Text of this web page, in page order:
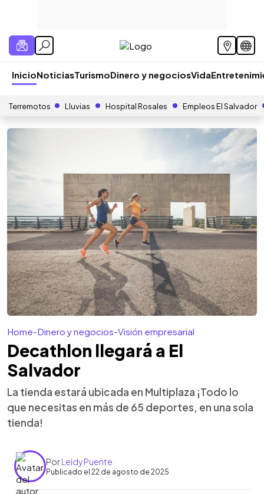
InicioNoticiasTurismoDinero y negociosVida
Terremotos Lluvias Hospital Rosales Empleos El Salvador
Home-Dinero y negocios-Visión empresarial
Decathlon llegará a El
Salvador
La tienda estará ubicada en Multiplaza ¡Todo lo
que necesitas en más de 65 deportes, en una sola
tienda!
PorLeidy Puente
Publicado el 22 de agosto de 2025